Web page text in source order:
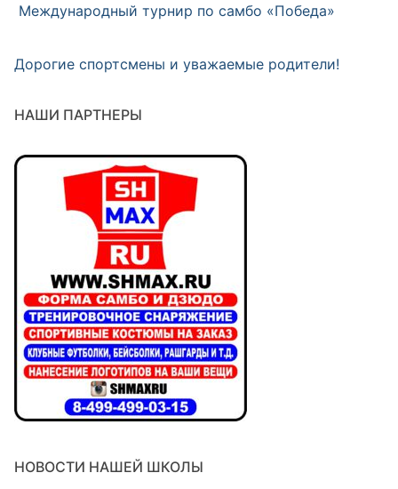
Международный турнир по самбо «Победа»
Дорогие спортсмены и уважаемые родители!
НАШИ ПАРТНЕРЫ
НОВОСТИ НАШЕЙ ШКОЛЫ